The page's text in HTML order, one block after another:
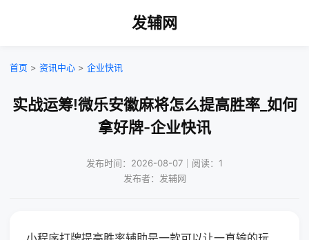
发辅网
首页 > 资讯中心 > 企业快讯
实战运筹!微乐安徽麻将怎么提高胜率_如何
拿好牌-企业快讯
发布时间：2026-08-07｜阅读：1
发布者：发辅网